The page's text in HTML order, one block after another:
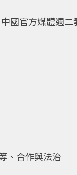
國官方媒體週
、合作與法治